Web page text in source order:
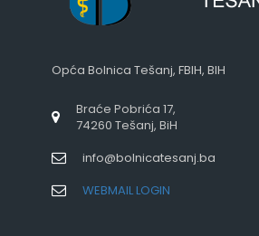
Opća Bolnica Tešanj, FBIH, BIH
Braće Pobrića 17,
74260 Tešanj, BiH
info@bolnicatesanj.ba
WEBMAIL LOGIN